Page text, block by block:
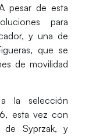
pesar de esta
para
y una de
que se
de movilidad
la selección
esta vez con
de Syprzak,y